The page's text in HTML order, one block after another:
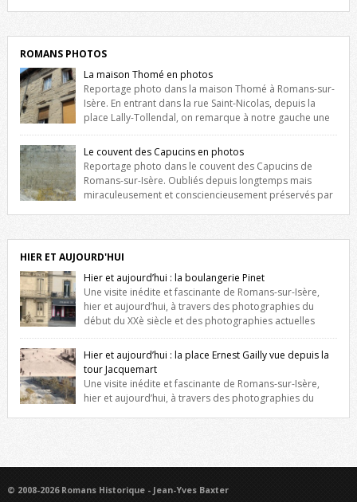
ROMANS PHOTOS
La maison Thomé en photos
Reportage photo dans la maison Thomé à Romans-sur-
Isère. En entrant dans la rue Saint-Nicolas, depuis la
place Lally-Tollendal, on remarque à notre gauche une
maison construite au XVIè siècle. Les deux façades sont ornées de
fenêtres jumelles à meneaux. Entre ces deux étages, on peut voir une
niche qui contient une statue de la Vierge. […]
Le couvent des Capucins en photos
Reportage photo dans le couvent des Capucins de
Romans-sur-Isère. Oubliés depuis longtemps mais
miraculeusement et consciencieusement préservés par
l’histoire de la redécouverte de vestiges du couvent des Capucins !
Petit retour sur l’histoire […]
HIER ET AUJOURD'HUI
Hier et aujourd’hui : la boulangerie Pinet
Une visite inédite et fascinante de Romans-sur-Isère,
hier et aujourd’hui, à travers des photographies du
début du XXè siècle et des photographies actuelles
prises exactement dans le même cadre ! A l’angle de la place Jean
Jaurès et de l’avenue Victor Hugo (à côté d’Intermarché), à Romans. La
boulangerie Jules Pinet est inscrite dans le […]
Hier et aujourd’hui : la place Ernest Gailly vue depuis la
tour Jacquemart
Une visite inédite et fascinante de Romans-sur-Isère,
hier et aujourd’hui, à travers des photographies du
© 2008-2026 Romans Historique - Jean-Yves Baxter